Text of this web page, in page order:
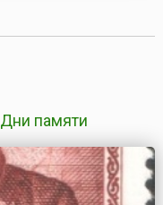
Дни памяти